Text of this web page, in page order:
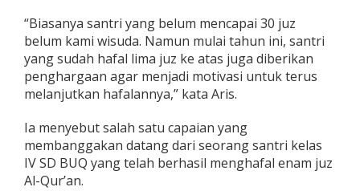
“Biasanya santri yang belum mencapai 30 juz
belum kami wisuda. Namun mulai tahun ini, santri
yang sudah hafal lima juz ke atas juga diberikan
penghargaan agar menjadi motivasi untuk terus
melanjutkan hafalannya,” kata Aris.
Ia menyebut salah satu capaian yang
membanggakan datang dari seorang santri kelas
IV SD BUQ yang telah berhasil menghafal enam juz
Al-Qur’an.